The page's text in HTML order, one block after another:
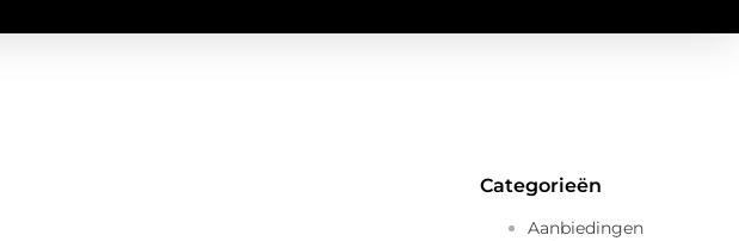
Categorieën
Aanbiedingen